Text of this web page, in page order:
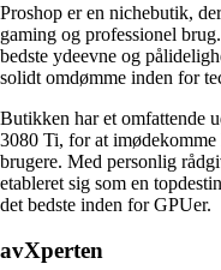
Proshop er en nichebutik,
gaming og professionel
bedste ydeevne og
solidt omdømme inden for
Butikken har et omfattende
3080 Ti, for at imødekomme
brugere. Med personlig
etableret sig som en
det bedste inden for GPUer.
avXperten